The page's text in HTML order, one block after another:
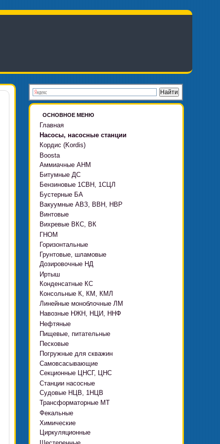
ОСНОВНОЕ МЕНЮ
Главная
Насосы, насосные станции
Кордис (Kordis)
Boosta
Boosta-F
Boosta-L
Boosta-APD установки
Аммиачные АНМ
Битумные ДС
Бензиновые 1СВН, 1СЦЛ
Бустерные БА
Вакуумные АВЗ, ВВН, НВР
Винтовые
Вихревые ВКС, ВК
ГНОМ
Грязевые
Ф, Фр
с HMS Control
Горизонтальные
Д, 1Д
ЦН
DeLium
Грунтовые, шламовые
ГРАТ, ГРАК, ГРАР
ВШН
Дозировочные НД
Иртыш
ПФ, НФ, ПД
ЦМЛ
ЦМК
Конденсатные КС
Консольные К, КМ, КМЛ
Линейные моноблочные ЛМ
Навозные НЖН, НЦИ, ННФ
Нефтяные
НВ, НВЕ, НДВ
КМC
4(5,6)НК
КМХ Адонис
Пищевые, питательные
ОНЦ, СНЦ
ЦВК
ПЭ
Поршневые на пару
Песковые
П, ПР, ПБ, ПК, ПРВП
ППР, ППК вертикальные
Погружные для скважин
ЭЦВ Ливнынасос
ЭЦВ Промбурвод
2ЭЦВ
БЦП М
CRS
СПА 4
Самовсасывающие
АНС
С-569
С-245
Секционные ЦНСГ, ЦНС
Станции насосные
СУЗ, HMS Control
Автоматические САУ
Садовые Ингро CAM
Судовые НЦВ, 1НЦВ
Трансформаторные МТ
Фекальные
СМ, 1СМ, 2СМ
СД, СДВ
Химические
Х
Циркуляционные